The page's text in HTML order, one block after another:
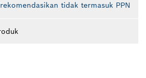
tidak termasuk PPN